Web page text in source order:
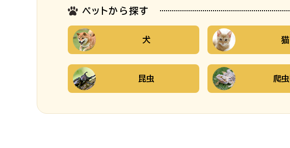
ペットから探す
犬 猫
昆虫 爬